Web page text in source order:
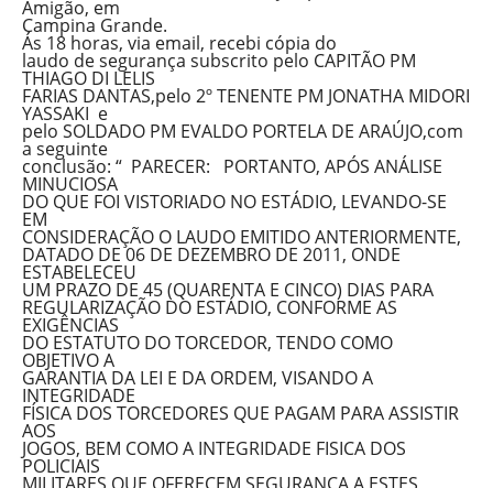
Amigão, em
Campina Grande.
Ás 18 horas, via email, recebi cópia do
laudo de segurança subscrito pelo CAPITÃO PM
THIAGO DI LELIS
FARIAS DANTAS,pelo 2º TENENTE PM JONATHA MIDORI
YASSAKI e
pelo SOLDADO PM EVALDO PORTELA DE ARAÚJO,com
a seguinte
conclusão: “ PARECER: PORTANTO, APÓS ANÁLISE
MINUCIOSA
DO QUE FOI VISTORIADO NO ESTÁDIO, LEVANDO-SE
EM
CONSIDERAÇÃO O LAUDO EMITIDO ANTERIORMENTE,
DATADO DE 06 DE DEZEMBRO DE 2011, ONDE
ESTABELECEU
UM PRAZO DE 45 (QUARENTA E CINCO) DIAS PARA
REGULARIZAÇÃO DO ESTÁDIO, CONFORME AS
EXIGÊNCIAS
DO ESTATUTO DO TORCEDOR, TENDO COMO
OBJETIVO A
GARANTIA DA LEI E DA ORDEM, VISANDO A
INTEGRIDADE
FÍSICA DOS TORCEDORES QUE PAGAM PARA ASSISTIR
AOS
JOGOS, BEM COMO A INTEGRIDADE FISICA DOS
POLICIAIS